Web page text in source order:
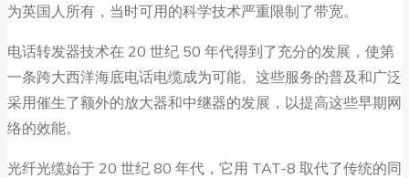
为英国人所有，当时可用的科学技术严重限制了带宽。
电话转发器技术在 20 世纪 50 年代得到了充分的发展，使第
一条跨大西洋海底电话电缆成为可能。这些服务的普及和广泛
采用催生了额外的放大器和中继器的发展，以提高这些早期网
络的效能。
光纤光缆始于 20 世纪 80 年代，它用 TAT-8 取代了传统的同